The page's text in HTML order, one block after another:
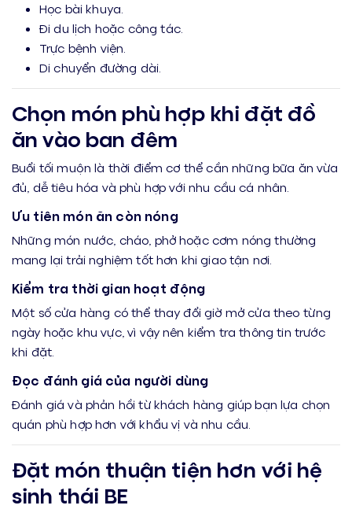
Học bài khuya.
Đi du lịch hoặc công tác.
Trực bệnh viện.
Di chuyển đường dài.
Chọn món phù hợp khi đặt đồ
ăn vào ban đêm
Buổi tối muộn là thời điểm cơ thể cần những bữa ăn vừa
đủ, dễ tiêu hóa và phù hợp với nhu cầu cá nhân.
Ưu tiên món ăn còn nóng
Những món nước, cháo, phở hoặc cơm nóng thường
mang lại trải nghiệm tốt hơn khi giao tận nơi.
Kiểm tra thời gian hoạt động
Một số cửa hàng có thể thay đổi giờ mở cửa theo từng
ngày hoặc khu vực, vì vậy nên kiểm tra thông tin trước
khi đặt.
Đọc đánh giá của người dùng
Đánh giá và phản hồi từ khách hàng giúp bạn lựa chọn
quán phù hợp hơn với khẩu vị và nhu cầu.
Đặt món thuận tiện hơn với hệ
sinh thái BE